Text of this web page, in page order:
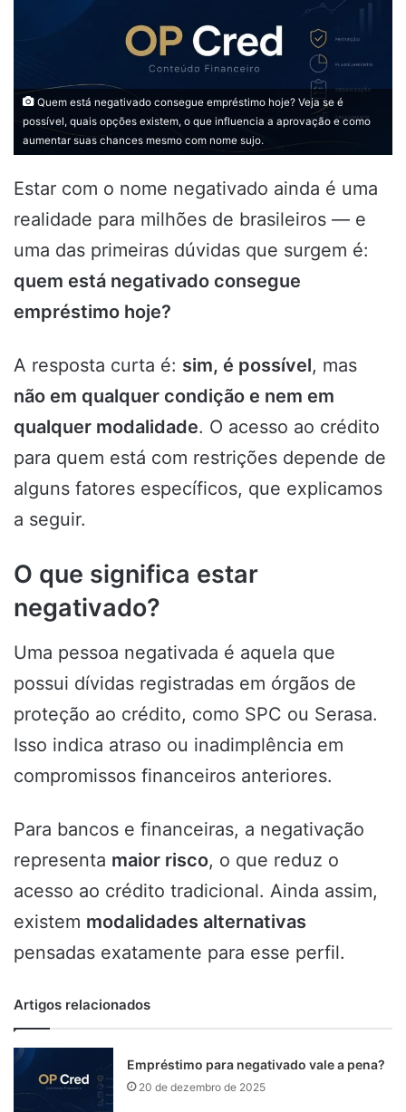
Quem está negativado consegue empréstimo hoje? Veja se é
possível, quais opções existem, o que influencia a aprovação e como
aumentar suas chances mesmo com nome sujo.
Estar com o nome negativado ainda é uma
realidade para milhões de brasileiros — e
uma das primeiras dúvidas que surgem é:
quem está negativado consegue
empréstimo hoje?
A resposta curta é: sim, é possível, mas
não em qualquer condição e nem em
qualquer modalidade. O acesso ao crédito
para quem está com restrições depende de
alguns fatores específicos, que explicamos
a seguir.
O que significa estar
negativado?
Uma pessoa negativada é aquela que
possui dívidas registradas em órgãos de
proteção ao crédito, como SPC ou Serasa.
Isso indica atraso ou inadimplência em
compromissos financeiros anteriores.
Para bancos e financeiras, a negativação
representa maior risco, o que reduz o
acesso ao crédito tradicional. Ainda assim,
existem modalidades alternativas
pensadas exatamente para esse perfil.
Artigos relacionados
Empréstimo para negativado vale a pena?
20 de dezembro de 2025